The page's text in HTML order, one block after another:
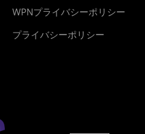
WPNプライバシーポリシー
プライバシーポリシー